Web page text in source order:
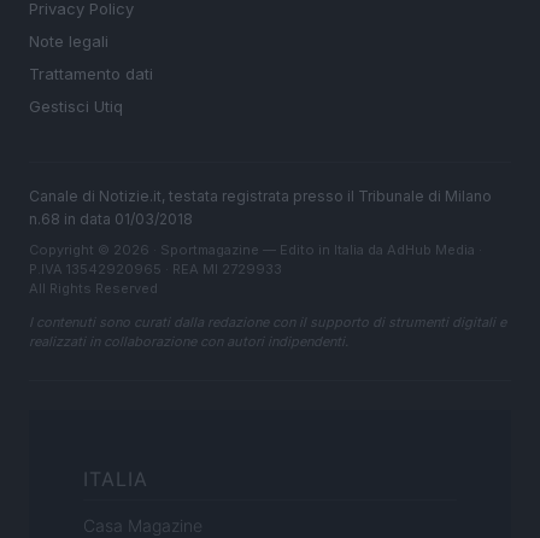
Privacy Policy
Note legali
Trattamento dati
Gestisci Utiq
Canale di Notizie.it, testata registrata presso il Tribunale di Milano
n.68 in data 01/03/2018
Copyright © 2026 · Sportmagazine — Edito in Italia da AdHub Media
P.IVA 13542920965 · REA MI 2729933
All Rights Reserved
I contenuti sono curati dalla redazione con il supporto di strumenti digitali e
realizzati in collaborazione con autori indipendenti.
ITALIA
Casa Magazine